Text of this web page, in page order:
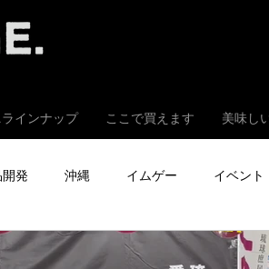
インナップ ここで買えます 美味し
発 沖縄 イムゲー イベント